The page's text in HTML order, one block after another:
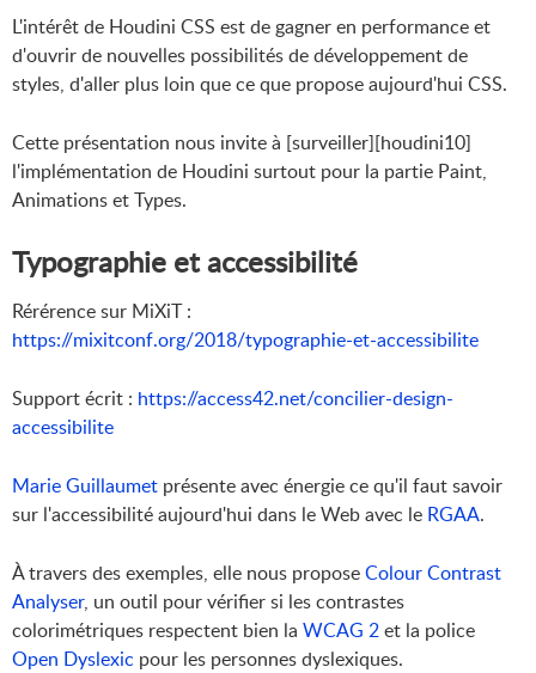
L'intérêt de Houdini CSS est de gagner en performance et
d'ouvrir de nouvelles possibilités de développement de
styles, d'aller plus loin que ce que propose aujourd'hui CSS.
Cette présentation nous invite à [surveiller][houdini10]
l'implémentation de Houdini surtout pour la partie Paint,
Animations et Types.
Typographie et accessibilité
Rérérence sur MiXiT :
https://mixitconf.org/2018/typographie-et-accessibilite
Support écrit : https://access42.net/concilier-design-
accessibilite
Marie Guillaumet présente avec énergie ce qu'il faut savoir
sur l'accessibilité aujourd'hui dans le Web avec le RGAA.
À travers des exemples, elle nous proposeColour Contrast
Analyser, un outil pour vérifier si les contrastes
colorimétriques respectent bien la WCAG 2et la police
Open Dyslexic pour les personnes dyslexiques.